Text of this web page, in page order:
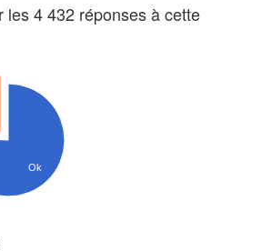
les 4 432 réponses à cette
Ok